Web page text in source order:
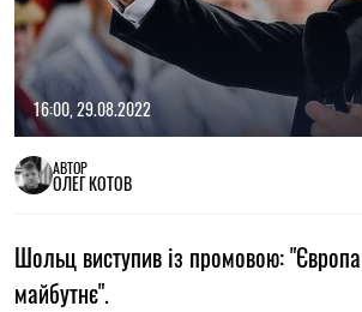
16:00, 29.08.2022
АВТОР
ОЛЕГ КОТОВ
Шольц виступив із промовою:
майбутнє".